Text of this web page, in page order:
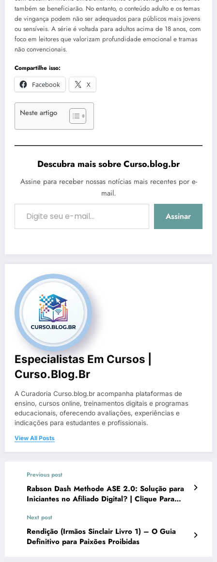
também se beneficiarão. No entanto, o conteúdo adulto e os temas
de vingança podem não ser adequados para públicos mais jovens
ou sensíveis. A série é voltada para adultos acima de 18 anos, com
foco em leitores que valorizam profundidade emocional e tramas
não convencionais.
Compartilhe isso:
Facebook
X
Neste artigo
Descubra mais sobre Curso.blog.br
Assine para receber nossas notícias mais recentes por e-
mail.
Digite seu e-mail…
Assinar
Especialistas Em Cursos |
Curso.blog.br
A Curadoria Curso.blog.br acompanha plataformas de
ensino, cursos online, treinamentos digitais e programas
educacionais, oferecendo avaliações, experiências e
indicações para estudantes e profissionais.
View All Posts
Previous post
Rabson Dash Methode ASE 2.0: Solução para
Iniciantes no Afiliado Digital? | Clique Para
Next post
Rendição (Irmãos Sinclair Livro 1) – O Guia
Definitivo para Paixões Proibidas